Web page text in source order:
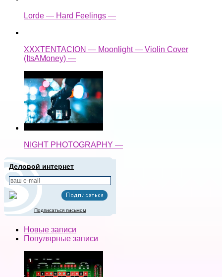
Lorde — Hard Feelings —
XXXTENTACION — Moonlight — Violin Cover
(ItsAMoney) —
NIGHT PHOTOGRAPHY —
Деловой интернет
Подписаться письмом
Новые записи
Популярные записи